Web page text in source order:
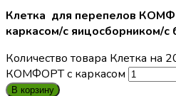
Клетка для перепелов
каркасом/с яицосборником/с
Количество товара Клетка на
КОМФОРТ с каркасом
В корзину